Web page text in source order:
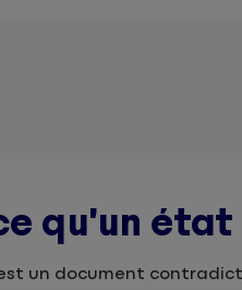
qu’un
un document